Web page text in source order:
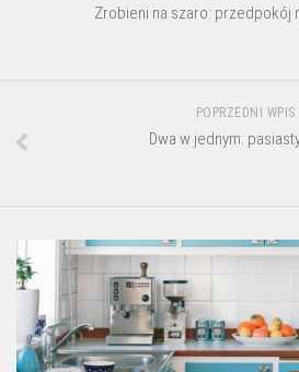
Zrobieni na szaro: przedpokój
POPRZEDNI WPIS
Dwa w jednym: